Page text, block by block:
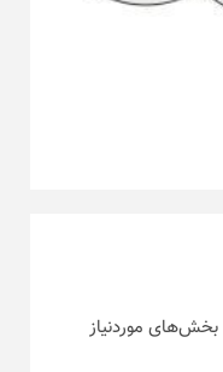
بخش‌های موردنیاز